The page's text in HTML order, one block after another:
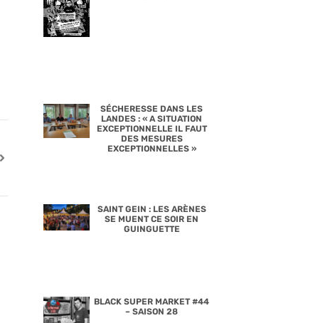
SÉCHERESSE DANS LES
LANDES : « A SITUATION
EXCEPTIONNELLE IL FAUT
DES MESURES
EXCEPTIONNELLES »
SAINT GEIN : LES ARÈNES
SE MUENT CE SOIR EN
GUINGUETTE
BLACK SUPER MARKET #44
– SAISON 28